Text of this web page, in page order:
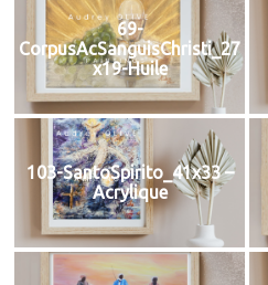
69-
CorpusAcSanguisChristi_27
x19-Huile
103-SantoSpirito_41x33 –
Acrylique